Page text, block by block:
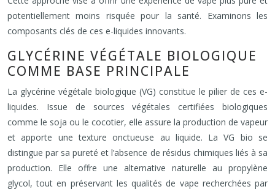
potentiellement moins risquée pour la santé. Examinons les
composants clés de ces e-liquides innovants.
GLYCÉRINE VÉGÉTALE BIOLOGIQUE
COMME BASE PRINCIPALE
La glycérine végétale biologique (VG) constitue le pilier de ces e-
liquides. Issue de sources végétales certifiées biologiques
comme le soja ou le cocotier, elle assure la production de vapeur
et apporte une texture onctueuse au liquide. La VG bio se
distingue par sa pureté et l’absence de résidus chimiques liés à sa
production. Elle offre une alternative naturelle au propylène
glycol, tout en préservant les qualités de vape recherchées par